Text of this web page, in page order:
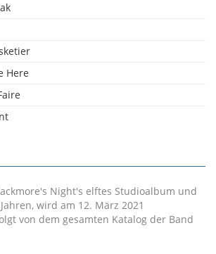
Here
Night's elftes Studioalbum und
wird am 12. März 2021
von dem gesamten Katalog der Band